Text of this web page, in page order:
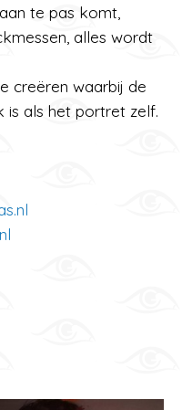
te pas komt,
alles wordt
creëren waarbij de
is als het portret zelf.